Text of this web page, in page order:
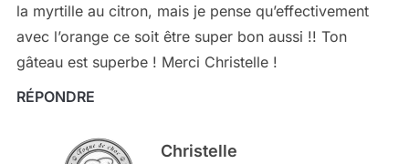
la myrtille au citron, mais je pense qu’effectivement
avec l’orange ce soit être super bon aussi !! Ton
gâteau est superbe ! Merci Christelle !
RÉPONDRE
Christelle